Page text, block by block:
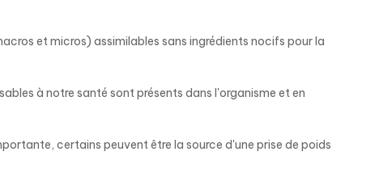
et micros) assimilables sans ingrédients nocifs pour la
à notre santé sont présents dans l'organisme et en
certains peuvent être la source d'une prise de poids